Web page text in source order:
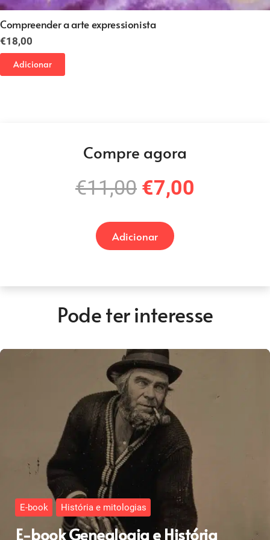
Compreender a arte expressionista
€18,00
Adicionar
Compre agora
€11,00 O
original
era:
€7,00
Adicionar
Pode ter interesse
E-book História e mitologias
E-book Genealogia e História